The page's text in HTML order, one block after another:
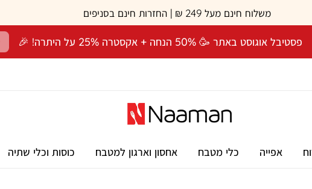
משלוח חינם מעל 249 ₪ | החזרות חינם בסניפים
פסטיבל אוגוסט באתר 🥳 50% הנחה + אקסטרה 25% על היתרה! 🎉
אפייה כלי מטבח אחסון וארגון למטבח כוסות וכלי שתיה